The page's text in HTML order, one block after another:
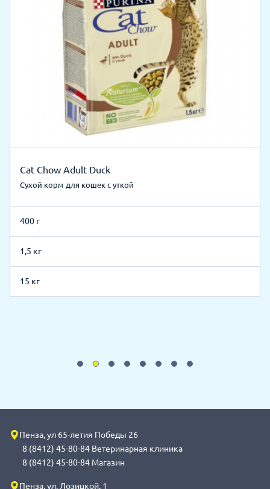
Cat Chow Adult Duck
Сухой корм для кошек с уткой
400 г
1,5 кг
15 кг
Пенза, ул 65-летия Победы 26
8 (8412) 45-80-84 Ветеринарная клиника
8 (8412) 45-80-84 Магазин
Пенза, ул. Лозицкой, 1